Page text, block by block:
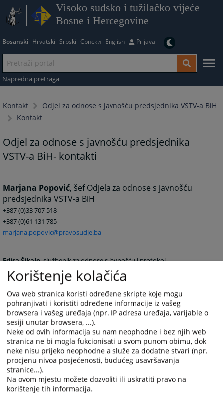
Visoko sudsko i tužilačko vijeće
Bosne i Hercegovine
Bosanski Hrvatski Srpski Српски English Prijava
Napredna pretraga
Kontakt
Odjel za odnose s javnošću predsjednika VSTV-a BiH
Kontakt
Odjel za odnose s javnošću predsjednika
VSTV-a BiH- kontakti
Marjana Popović, šef Odjela za odnose s javnošću
predsjednika VSTV-a BiH
+387 (0)33 707 518
+387 (0)61 131 785
marjana.popovic@pravosudje.ba
Edisa Šikalo, službenik za odnose s javnošću i protokol
+387 (0)33 704 604
vstvpress@pravosudje.ba
edisa.sikalo@pravosudje.ba
Korištenje kolačića
Ova web stranica koristi određene skripte koje mogu
pohranjivati i koristiti određene informacije iz vašeg
browsera i vašeg uređaja (npr. IP adresa uređaja, varijable o
sesiji unutar browsera, ...).
Neke od ovih informacija su nam neophodne i bez njih web
stranica ne bi mogla fukcionisati u svom punom obimu, dok
neke nisu prijeko neophodne a služe za dodatne stvari (npr.
procjenu nivoa posjećenosti, budućeg usavršavanja
stranice...).
Na ovom mjestu možete dozvoliti ili uskratiti pravo na
korištenje tih informacija.